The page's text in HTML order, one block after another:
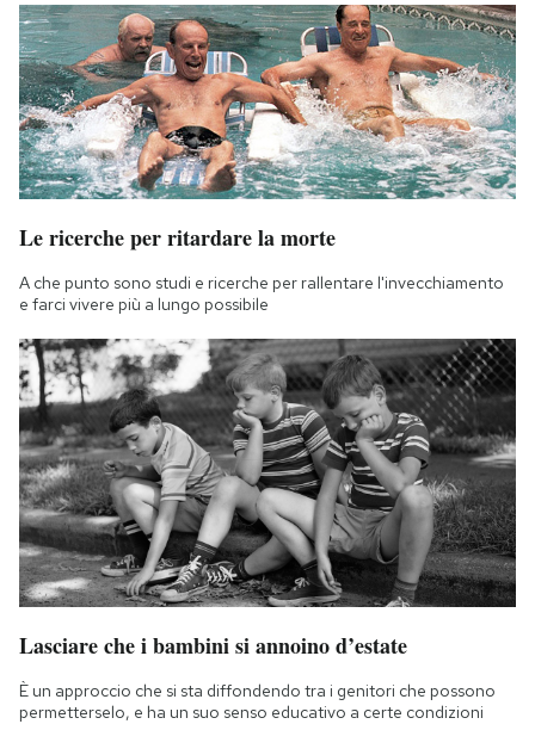
Le ricerche per ritardare la morte
A che punto sono studi e ricerche per rallentare l'invecchiamento
e farci vivere più a lungo possibile
Lasciare che i bambini si annoino d’estate
È un approccio che si sta diffondendo tra i genitori che possono
permetterselo, e ha un suo senso educativo a certe condizioni